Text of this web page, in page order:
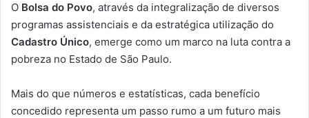
O Bolsa do Povo, através da integralização de diversos
programas assistenciais e da estratégica utilização do
Cadastro Único, emerge como um marco na luta contra a
pobreza no Estado de São Paulo.
Mais do que números e estatísticas, cada benefício
concedido representa um passo rumo a um futuro mais